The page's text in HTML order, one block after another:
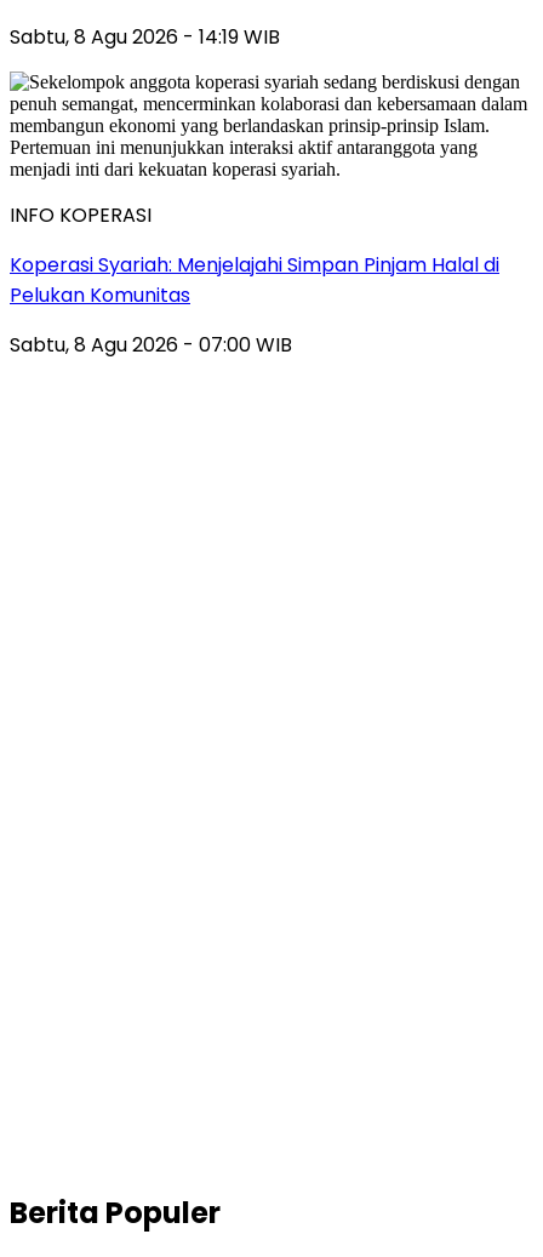
Sabtu, 8 Agu 2026 - 14:19 WIB
INFO KOPERASI
Koperasi Syariah: Menjelajahi Simpan Pinjam Halal di
Pelukan Komunitas
Sabtu, 8 Agu 2026 - 07:00 WIB
Berita Populer